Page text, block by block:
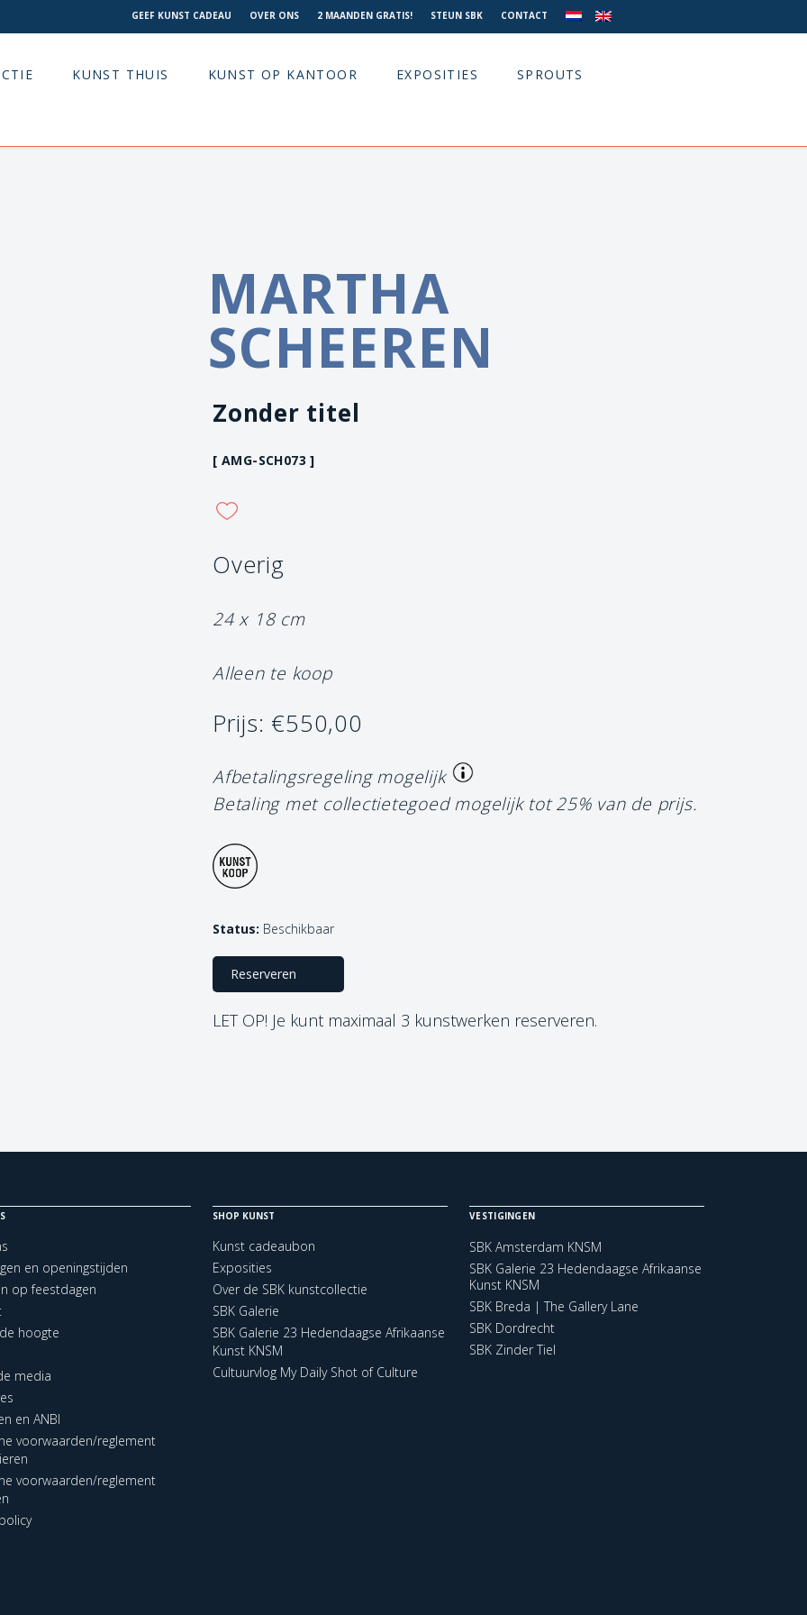
GEEF KUNST CADEAU OVER ONS 2 MAANDEN GRATIS! STEUN SBK CONTACT
KUNST THUIS KUNST OP KANTOOR EXPOSITIES SPROUTS
MARTHA
SCHEEREN
Zonder titel
[ AMG-SCH073 ]
Overig
24 x 18 cm
Alleen te koop
Prijs: €550,00
Afbetalingsregeling mogelijk
Betaling met collectietegoed mogelijk tot 25% van de prijs.
Status: Beschikbaar
Reserveren
LET OP! Je kunt maximaal 3 kunstwerken reserveren.
en openingstijden
op feestdagen
hoogte
media
en ANBI
voorwaarden/reglement
voorwaarden/reglement
SHOP KUNST
Kunst cadeaubon
Exposities
Over de SBK kunstcollectie
SBK Galerie
SBK Galerie 23 Hedendaagse Afrikaanse
Kunst KNSM
Cultuurvlog My Daily Shot of Culture
VESTIGINGEN
SBK Amsterdam KNSM
SBK Galerie 23 Hedendaagse Afrikaanse
Kunst KNSM
SBK Breda | The Gallery Lane
SBK Dordrecht
SBK Zinder Tiel